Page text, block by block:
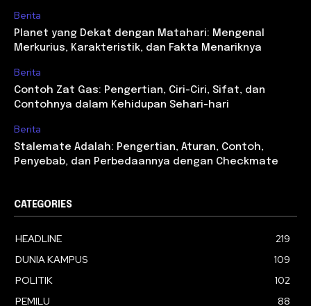
Berita
Planet yang Dekat dengan Matahari: Mengenal
Merkurius, Karakteristik, dan Fakta Menariknya
Berita
Contoh Zat Gas: Pengertian, Ciri-Ciri, Sifat, dan
Contohnya dalam Kehidupan Sehari-hari
Berita
Stalemate Adalah: Pengertian, Aturan, Contoh,
Penyebab, dan Perbedaannya dengan Checkmate
CATEGORIES
HEADLINE
219
DUNIA KAMPUS
109
POLITIK
102
PEMILU
88